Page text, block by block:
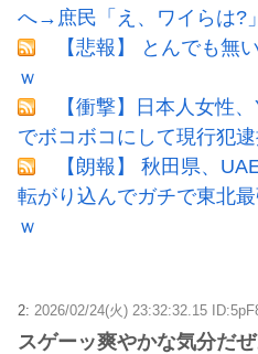
へ→庶民「え、ワイらは?」
【悲報】 とんでも無
ｗ
【衝撃】日本人女性
でボコボコにして現行犯
【朗報】 秋田県、
転がり込んでガチで東北
ｗ
2: 2026/02/24(火) 23:32:32.15
スゲーッ爽やかな気分だ